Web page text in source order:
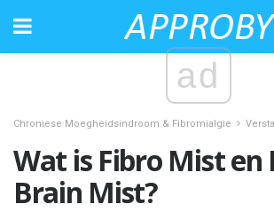
ad
Chroniese Moegheidsindroom & Fibromialgie
Wat is Fibro Mist en
Brain Mist?